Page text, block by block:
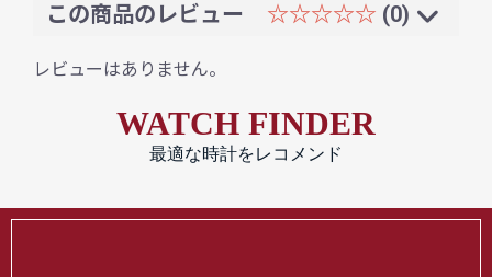
この商品のレビュー ☆☆☆☆☆ (0)
レビューはありません。
WATCH FINDER
最適な時計をレコメンド